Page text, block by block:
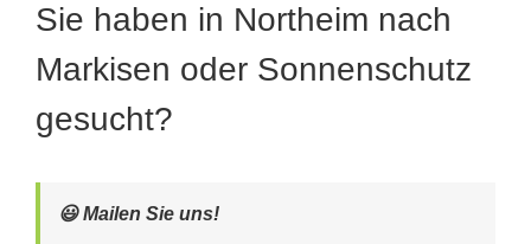
Sie haben in Northeim nach
Markisen oder Sonnenschutz
gesucht?
😃 Mailen Sie uns!